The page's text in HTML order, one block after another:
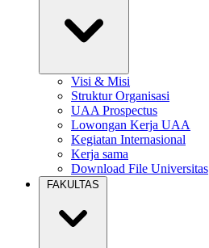
Visi & Misi
Struktur Organisasi
UAA Prospectus
Lowongan Kerja UAA
Kegiatan Internasional
Kerja sama
Download File Universitas
FAKULTAS